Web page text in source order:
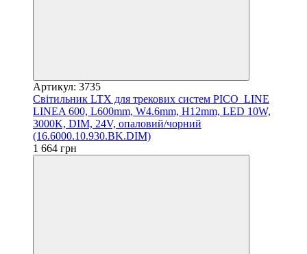
Артикул: 3735
Світильник LTX для трекових систем PICO_LINE
LINEA 600, L600mm, W4.6mm, H12mm, LED 10W,
3000K, DIM, 24V, опаловий/чорний
(16.6000.10.930.BK.DIM)
1 664 грн